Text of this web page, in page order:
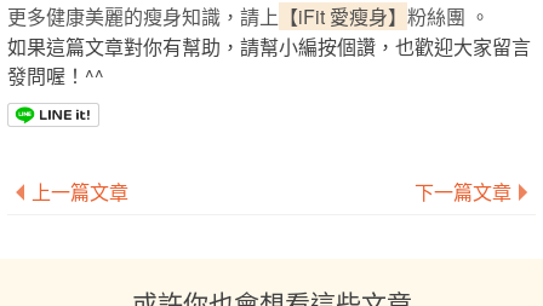
更多健康美麗的瘦身知識，請上 【iFit 愛瘦身】 粉絲團 。
如果這篇文章對你有幫助，請幫小編按個讚，也歡迎大家留言
發問喔！^^
上一篇文章 下一篇文章